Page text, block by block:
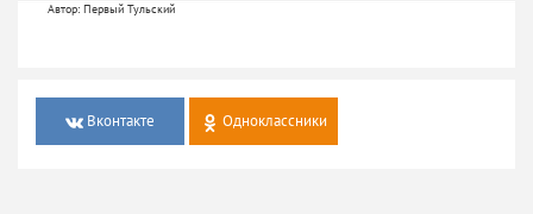
Автор: Первый Тульский
Вконтакте Одноклассники